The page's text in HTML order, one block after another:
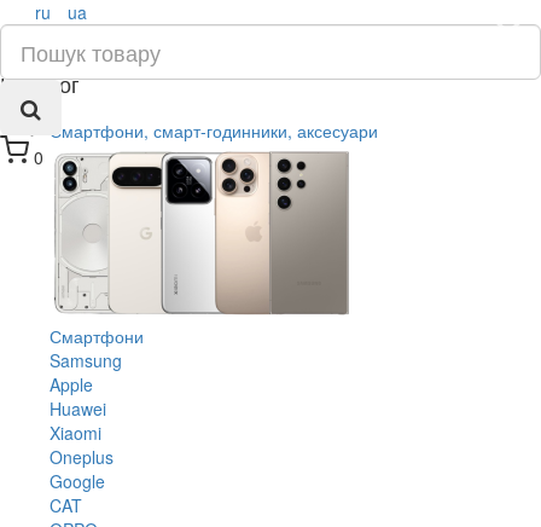
0
×
ru ua
Каталог
Смартфони, смарт-годинники, аксесуари
Смартфони
Samsung
Apple
Huawei
Xiaomi
Oneplus
Google
CAT